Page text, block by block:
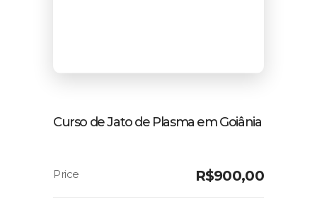
Curso de Jato de Plasma em Goiânia
R$900,00